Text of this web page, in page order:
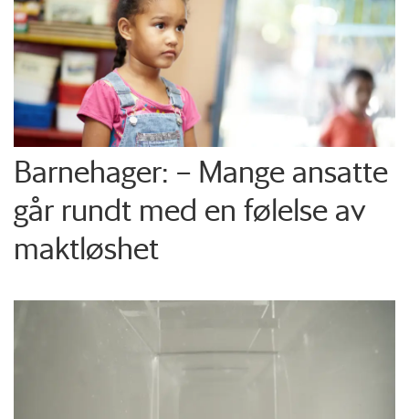
Barnehager: – Mange ansatte
går rundt med en følelse av
maktløshet